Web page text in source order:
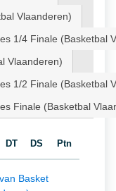
Vlaanderen)
1/4 Finale (Basketbal
Vlaanderen)
1/2 Finale (Basketbal
Finale (Basketbal
DT DS Ptn
Basket